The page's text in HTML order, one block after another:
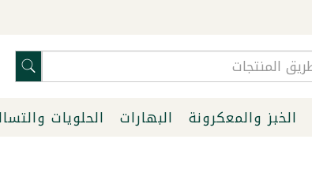
الخبز والمعكرونة البهارات الحلويات